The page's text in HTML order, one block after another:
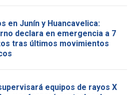
en Junín y Huancavelica:
declara en emergencia a 7
tras últimos movimientos
equipos de rayos X